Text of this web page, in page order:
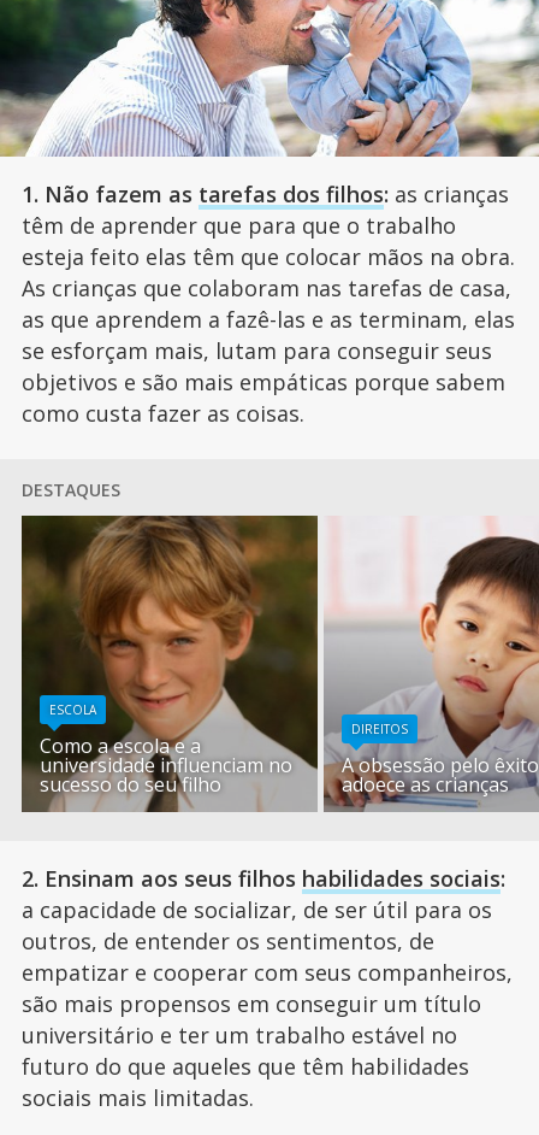
1. Não fazem as tarefas dos filhos: as crianças
têm de aprender que para que o trabalho
esteja feito elas têm que colocar mãos na obra.
As crianças que colaboram nas tarefas de casa,
as que aprendem a fazê-las e as terminam, elas
se esforçam mais, lutam para conseguir seus
objetivos e são mais empáticas porque sabem
como custa fazer as coisas.
DESTAQUES
ESCOLA
Como a escola e a
universidade influenciam no
sucesso do seu filho
DIREITOS
A obsessão pelo êxito
adoece as crianças
2. Ensinam aos seus filhos habilidades sociais:
a capacidade de socializar, de ser útil para os
outros, de entender os sentimentos, de
empatizar e cooperar com seus companheiros,
são mais propensos em conseguir um título
universitário e ter um trabalho estável no
futuro do que aqueles que têm habilidades
sociais mais limitadas.